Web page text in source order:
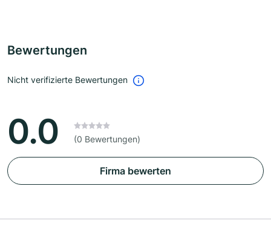
Bewertungen
Nicht verifizierte Bewertungen
0.0 (0 Bewertungen)
Firma bewerten